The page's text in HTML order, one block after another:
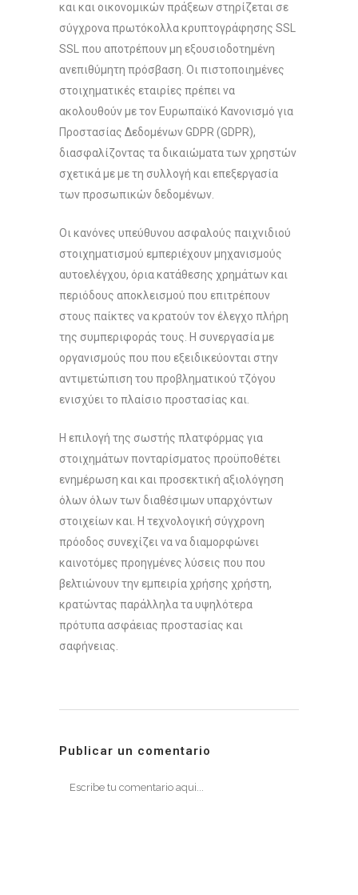
και και οικονομικών πράξεων στηρίζεται σε
σύγχρονα πρωτόκολλα κρυπτογράφησης SSL
SSL που αποτρέπουν μη εξουσιοδοτημένη
ανεπιθύμητη πρόσβαση. Οι πιστοποιημένες
στοιχηματικές εταιρίες πρέπει να
ακολουθούν με τον Ευρωπαϊκό Κανονισμό για
Προστασίας Δεδομένων GDPR (GDPR),
διασφαλίζοντας τα δικαιώματα των χρηστών
σχετικά με με τη συλλογή και επεξεργασία
των προσωπικών δεδομένων.
Οι κανόνες υπεύθυνου ασφαλούς παιχνιδιού
στοιχηματισμού εμπεριέχουν μηχανισμούς
αυτοελέγχου, όρια κατάθεσης χρημάτων και
περιόδους αποκλεισμού που επιτρέπουν
στους παίκτες να κρατούν τον έλεγχο πλήρη
της συμπεριφοράς τους. Η συνεργασία με
οργανισμούς που που εξειδικεύονται στην
αντιμετώπιση του προβληματικού τζόγου
ενισχύει το πλαίσιο προστασίας και.
Η επιλογή της σωστής πλατφόρμας για
στοιχημάτων πονταρίσματος προϋποθέτει
ενημέρωση και και προσεκτική αξιολόγηση
όλων όλων των διαθέσιμων υπαρχόντων
στοιχείων και. Η τεχνολογική σύγχρονη
πρόοδος συνεχίζει να να διαμορφώνει
καινοτόμες προηγμένες λύσεις που που
βελτιώνουν την εμπειρία χρήσης χρήστη,
κρατώντας παράλληλα τα υψηλότερα
πρότυπα ασφάειας προστασίας και
σαφήνειας.
Publicar un comentario